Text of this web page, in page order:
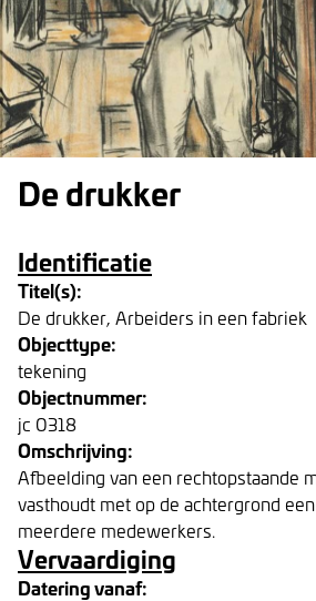
De drukker
Identificatie
Titel(s):
De drukker, Arbeiders in een fabriek
Objecttype:
tekening
Objectnummer:
jc 0318
Omschrijving:
Afbeelding van een rechtopstaande
vasthoudt met op de achtergrond
meerdere medewerkers.
Vervaardiging
Datering vanaf: